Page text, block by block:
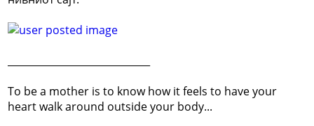
To be a mother is to know how it feels to have your
heart walk around outside your body...